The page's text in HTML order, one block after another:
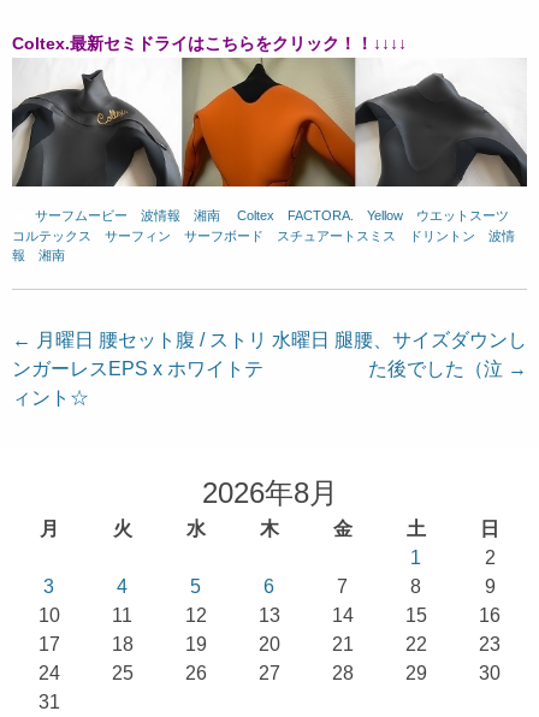
Coltex.最新セミドライはこちらをクリック！！↓↓↓↓
サーフムービー 波情報 湘南 Coltex FACTORA. Yellow ウエットスーツ
コルテックス
サーフィン サーフボード スチュアートスミス ドリントン
波情
報 湘南
投
稿
ナ
← 月曜日 腰セット腹 / ストリ
ンガーレスEPS x ホワイトテ
ィント☆
水曜日 腿腰、サイズダウンし
た後でした（泣 →
2026年8月
月 火 水 木 金 土
日
1
2
3
4 5 6 7 8
9
10
11 12 13 14 15
16
17
18 19 20 21 22
23
24
25 26 27 28 29
30
31